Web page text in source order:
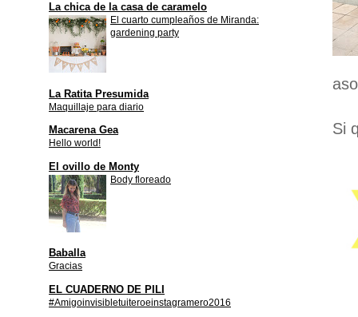
Si
La chica de la casa de caramelo
El cuarto cumpleaños de Miranda:
gardening party
La Ratita Presumida
Maquillaje para diario
Macarena Gea
Hello world!
El ovillo de Monty
Body floreado
Baballa
Gracias
EL CUADERNO DE PILI
#Amigoinvisibletuiteroeinstagramero2016